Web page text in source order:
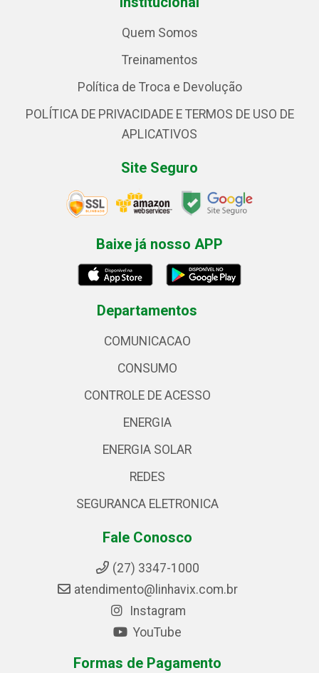
Quem Somos
Treinamentos
Política de Troca e Devolução
POLÍTICA DE PRIVACIDADE E TERMOS DE USO DE
APLICATIVOS
Site Seguro
Baixe já nosso APP
Departamentos
COMUNICACAO
CONSUMO
CONTROLE DE ACESSO
ENERGIA
ENERGIA SOLAR
REDES
SEGURANCA ELETRONICA
Fale Conosco
(27) 3347-1000
atendimento@linhavix.com.br
Instagram
YouTube
Formas de Pagamento